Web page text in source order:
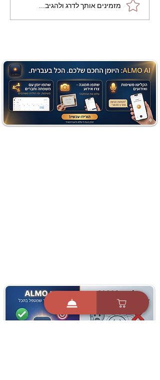
מתכון מנצח עוגת מייפל
שוקולד בחושה וקלה - זיוה
מזמינים אותך לדרג ולהגיב...